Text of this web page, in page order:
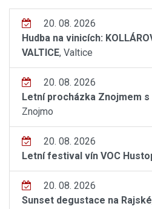
20. 08. 2026
Hudba na vinicích:
VALTICE, Valtice
20. 08. 2026
Letní procházka Znojmem
Znojmo
20. 08. 2026
Letní festival vín VOC
20. 08. 2026
Sunset degustace na Rajské